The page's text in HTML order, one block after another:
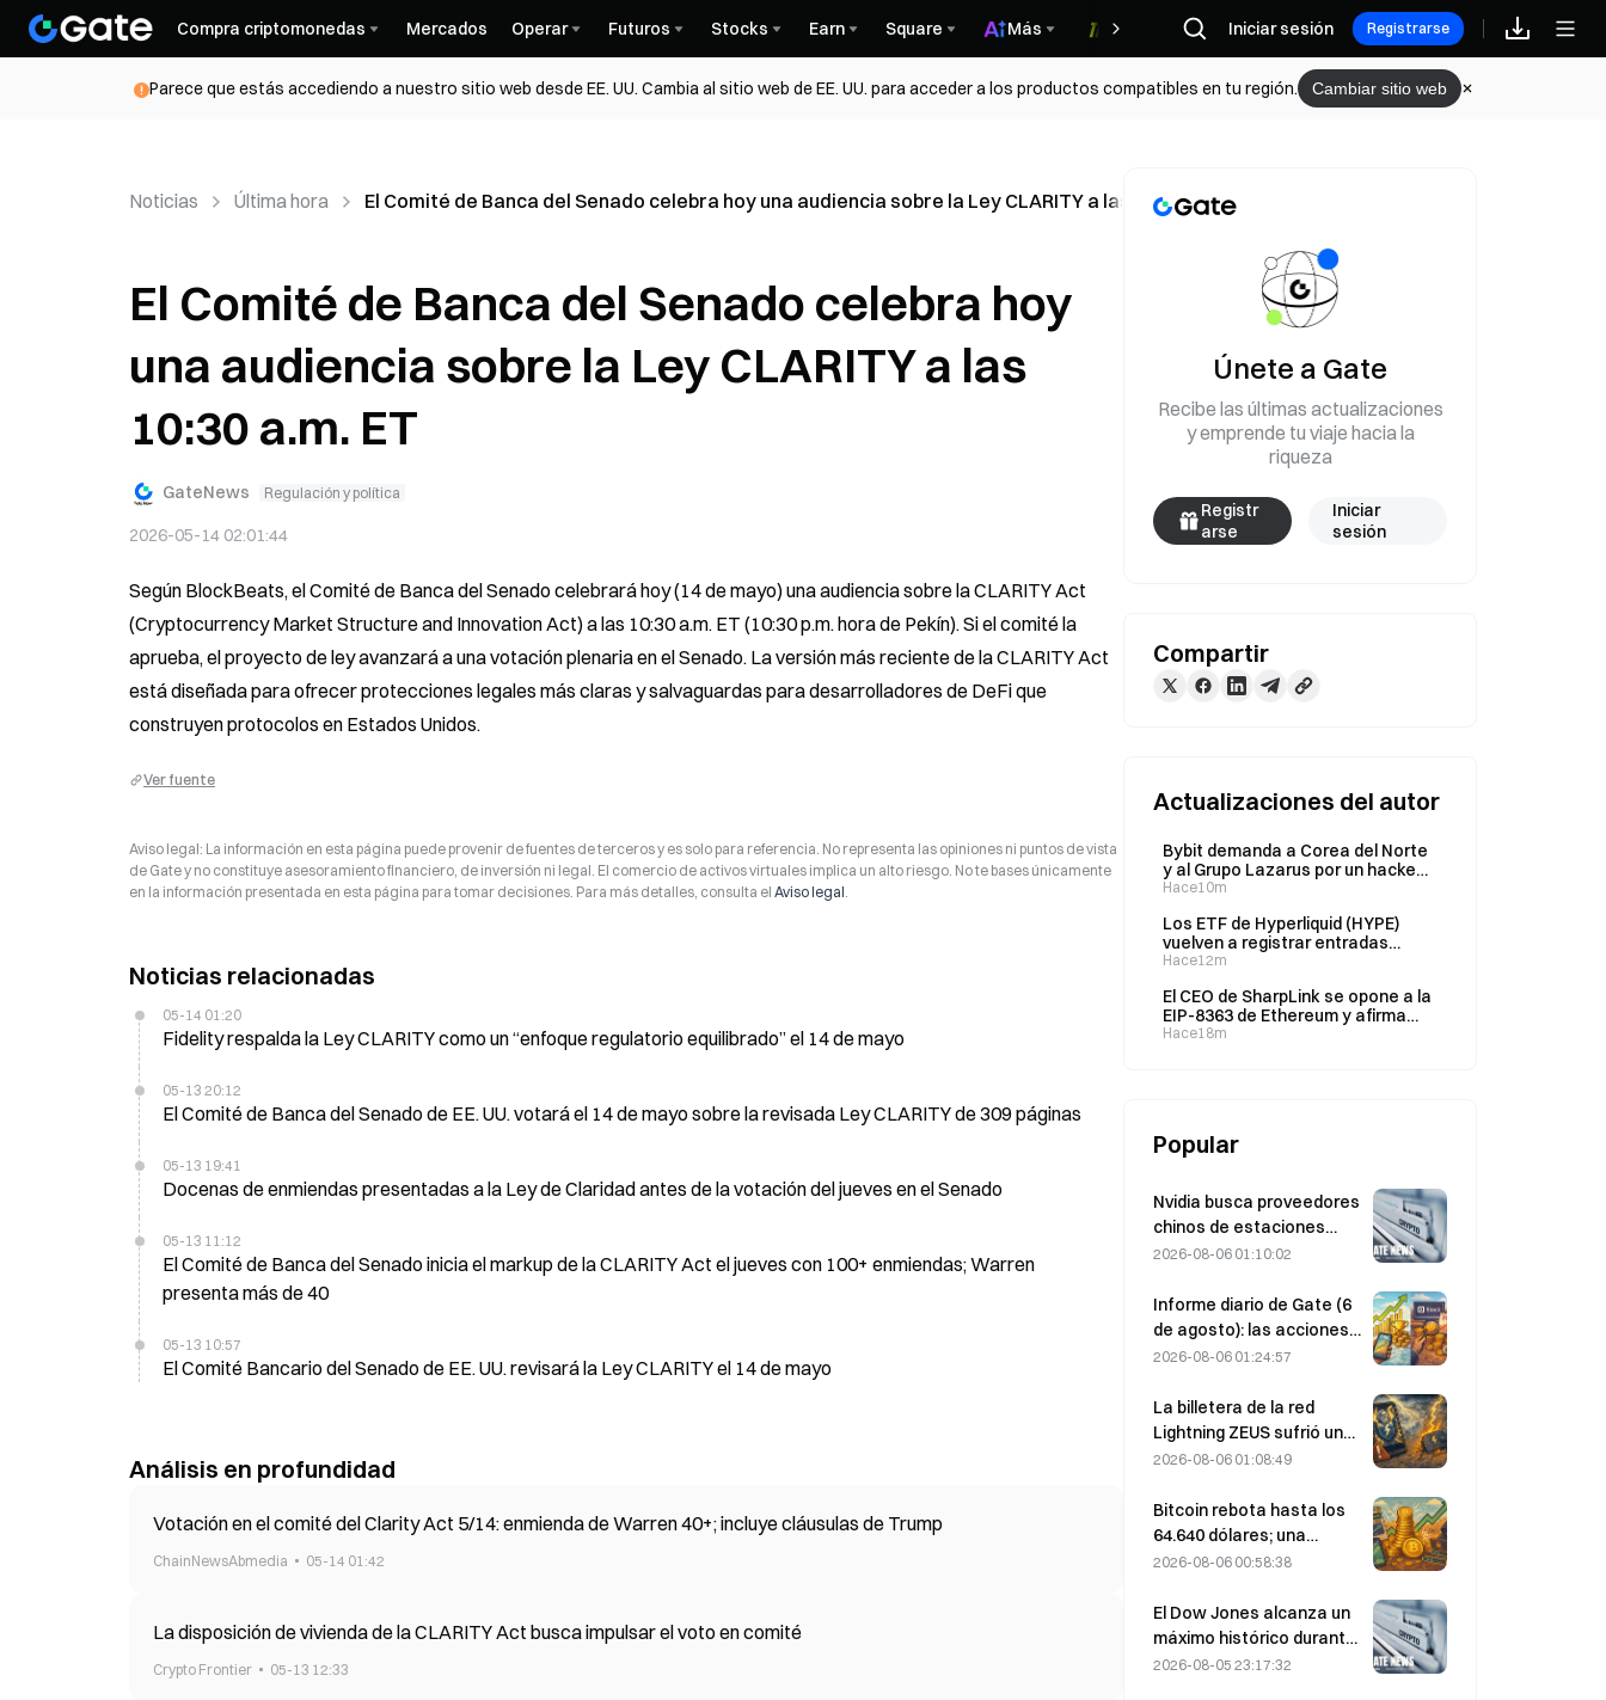
Compra criptomonedas Mercados Operar Futuros Stocks Earn Square Más Recompensas
Iniciar sesión Registrarse
Parece que estás accediendo a nuestro sitio web desde EE. UU. Cambia al sitio web de EE. UU. para acceder a los productos compatibles en tu región. Cambiar sitio web
Noticias Última hora El Comité de Banca del Senado celebra hoy una audiencia sobre la Ley CLARITY a las 10:30 a.m. ET
El Comité de Banca del Senado celebra hoy
una audiencia sobre la Ley CLARITY a las
10:30 a.m. ET
GateNews Regulación y política
2026-05-14 02:01:44
Según BlockBeats, el Comité de Banca del Senado celebrará hoy (14 de mayo) una audiencia sobre la CLARITY Act
(Cryptocurrency Market Structure and Innovation Act) a las 10:30 a.m. ET (10:30 p.m. hora de Pekín). Si el comité la
aprueba, el proyecto de ley avanzará a una votación plenaria en el Senado. La versión más reciente de la CLARITY Act
está diseñada para ofrecer protecciones legales más claras y salvaguardas para desarrolladores de DeFi que
construyen protocolos en Estados Unidos.
Ver fuente
Aviso legal: La información en esta página puede provenir de fuentes de terceros y es solo para referencia. No representa las opiniones ni puntos de vista
de Gate y no constituye asesoramiento financiero, de inversión ni legal. El comercio de activos virtuales implica un alto riesgo. No te bases únicamente
en la información presentada en esta página para tomar decisiones. Para más detalles, consulta el Aviso legal.
Noticias relacionadas
05-14 01:20
Fidelity respalda la Ley CLARITY como un “enfoque regulatorio equilibrado” el 14 de mayo
05-13 20:12
El Comité de Banca del Senado de EE. UU. votará el 14 de mayo sobre la revisada Ley CLARITY de 309 páginas
05-13 19:41
Docenas de enmiendas presentadas a la Ley de Claridad antes de la votación del jueves en el Senado
05-13 11:12
El Comité de Banca del Senado inicia el markup de la CLARITY Act el jueves con 100+ enmiendas; Warren
presenta más de 40
05-13 10:57
El Comité Bancario del Senado de EE. UU. revisará la Ley CLARITY el 14 de mayo
Análisis en profundidad
Votación en el comité del Clarity Act 5/14: enmienda de Warren 40+; incluye cláusulas de Trump
ChainNewsAbmedia 05-14 01:42
La disposición de vivienda de la CLARITY Act busca impulsar el voto en comité
Crypto Frontier 05-13 12:33
Únete a Gate
Recibe las últimas actualizaciones
y emprende tu viaje hacia la
riqueza
Registr
arse
Iniciar
sesión
Compartir
Actualizaciones del autor
Bybit demanda a Corea del Norte
y al Grupo Lazarus por un hackeo
de 1.500 millones de dólares y
de activos
Hace10m
Los ETF de Hyperliquid (HYPE)
vuelven a registrar entradas
netas por 2,84 millones de dólares
30,6 millones de dólares
Hace12m
El CEO de SharpLink se opone a la
EIP-8363 de Ethereum y afirma
que unas recompensas de staking
Hace18m
Popular
Nvidia busca proveedores
chinos de estaciones
base de IA para el
2026-08-06 01:10:02
Informe diario de Gate (6
de agosto): las acciones
preferentes STRC de
fuerza; Block eleva sus
previsiones de resultados
para todo 2026
2026-08-06 01:24:57
La billetera de la red
Lightning ZEUS sufrió un
ataque y está
servicio; el equipo oficial
afirma que los fondos de
los usuarios no se han
2026-08-06 01:08:49
Bitcoin rebota hasta los
64.640 dólares; una
vulnerabilidad de Coldcard
a máximos de tres meses
2026-08-06 00:58:38
El Dow Jones alcanza un
máximo histórico durante
la noche y extiende su
2026-08-05 23:17:32